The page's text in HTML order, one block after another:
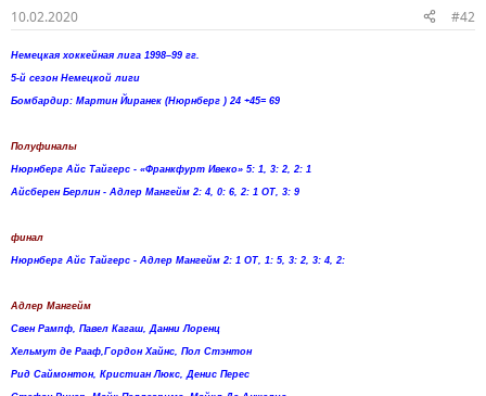
10.02.2020 #42
Немецкая хоккейная лига 1998–99 гг.
5-й сезон Немецкой лиги
Бомбардир: Мартин Йиранек (Нюрнберг ) 24 +45= 69
Полуфиналы
Нюрнберг Айс Тайгерс - «Франкфурт Ивеко» 5: 1, 3: 2, 2: 1
Айсберен Берлин - Адлер Мангейм 2: 4, 0: 6, 2: 1 ОТ, 3: 9
финал
Нюрнберг Айс Тайгерс - Адлер Мангейм 2: 1 ОТ, 1: 5, 3: 2, 3: 4, 2:
Адлер Мангейм
Свен Рампф, Павел Кагаш, Данни Лоренц
Хельмут де Рааф,Гордон Хайнс, Пол Стэнтон
Рид Саймонтон, Кристиан Люкс, Денис Перес